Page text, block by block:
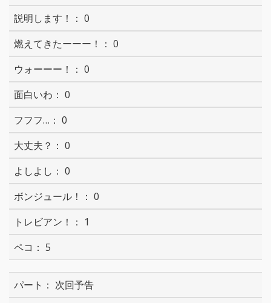
0
0
0
0
0
0
0
0
1
5
次回予告